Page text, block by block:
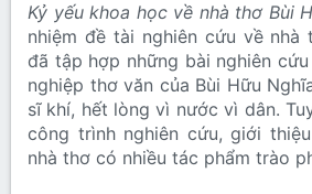
Kỷ yếu khoa học về nhà thơ Bùi
nhiệm đề tài nghiên cứu về nhà
đã tập hợp những bài nghiên
nghiệp thơ văn của Bùi Hữu
sĩ khí, hết lòng vì nước vì dân.
công trình nghiên cứu, giới
nhà thơ có nhiều tác phẩm trào